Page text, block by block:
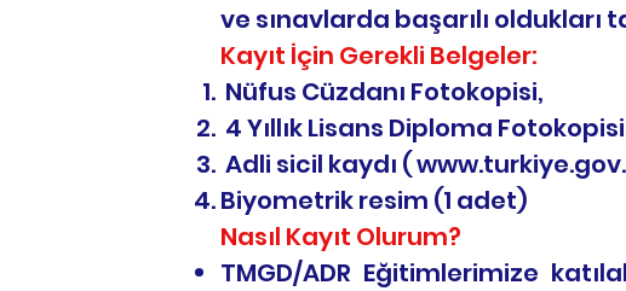
ve sınavlarda başarılı oldukları
Kayıt İçin Gerekli Belgeler:
Nüfus Cüzdanı Fotokopisi,
4 Yıllık Lisans Diploma
Adli sicil kaydı (
Biyometrik resim (1 adet)
Nasıl Kayıt Olurum?
TMGD/ADR Eğitimlerimize